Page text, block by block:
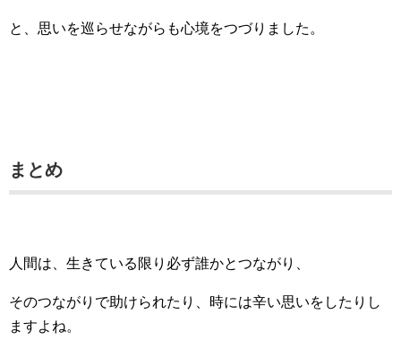
と、思いを巡らせながらも心境をつづりました。
まとめ
人間は、生きている限り必ず誰かとつながり、
そのつながりで助けられたり、時には辛い思いをしたりし
ますよね。